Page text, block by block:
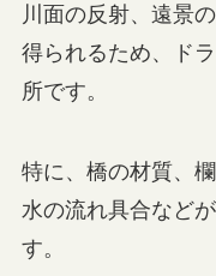
川面の反射、遠景
得られるため、ド
所です。
特に、橋の材質、
水の流れ具合など
す。